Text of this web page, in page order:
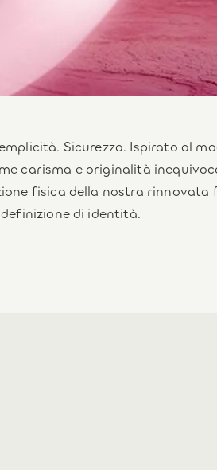
Sicurezza. Ispirato al
carisma e originalità
fisica della nostra rinnovata
di identità.